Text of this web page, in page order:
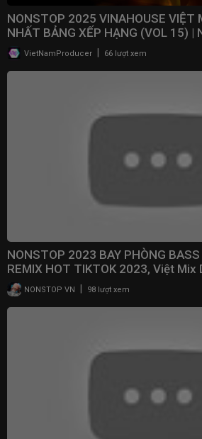
NONSTOP 2025 VINAHOUSE VIỆT
NHẤT BẢNG XẾP HẠNG (VOL 15) |
2025VietNamProducer 66 lượt xem
NONSTOP 2023 BAY PHÒNG
REMIX HOT TIKTOK 2023, Việt
Vinahouse
NONSTOP VN 98 lượt xem